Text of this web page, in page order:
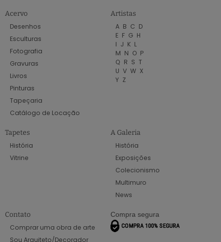
Acervo
Desenhos
Esculturas
Fotografia
Gravuras
Livros
Pinturas
Tapeçaria
Catálogo de Locação
Artistas
A B C D
E F G H
I J K L
M N O P
Q R S T
U V W X
Y Z
Tapetes
História
Vitrine
A Galeria
História
Exposições
Colecionismo
Multimuro
News
Contato
Comprar uma obra de arte
Sou Arquiteto/Decorador
Compra segura